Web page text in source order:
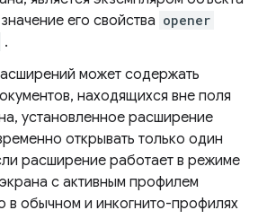
его свойства opener
.
может содержать
находящихся вне поля
установленное расширение
открывать только один
расширение работает в режиме
с активным профилем
в обычном и инкогнито-профилях